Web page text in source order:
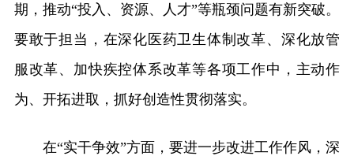
期，推动“投入、资源、人才”等瓶颈问题有新突破。
要敢于担当，在深化医药卫生体制改革、深化放管
服改革、加快疾控体系改革等各项工作中，主动作
为、开拓进取，抓好创造性贯彻落实。
在“实干争效”方面，要进一步改进工作作风，深